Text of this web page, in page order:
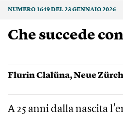
NUMERO 1649 DEL 23 GENNAIO 2026
Che succede
Flurin Clalüna,Neue
A 25 anni dalla nascita